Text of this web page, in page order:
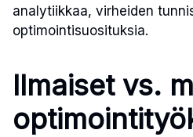
analytiikkaa, virheiden
optimointisuosituksia.
Ilmaiset vs.